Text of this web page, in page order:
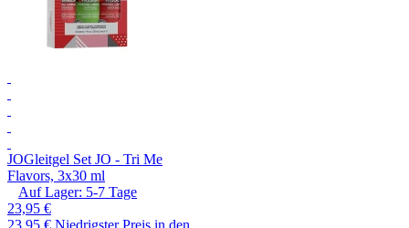
JOGleitgel Set JO - Tri Me
Flavors, 3x30 ml
Auf Lager: 5-7 Tage
23,95 €